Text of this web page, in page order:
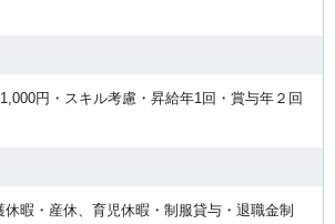
円・スキル考慮・昇給年1回・賞与年２回
休暇・産休、育児休暇・制服貸与・退職金制